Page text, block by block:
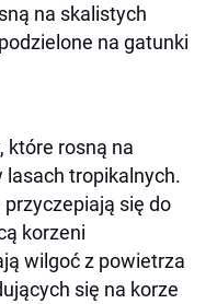
na skalistych
na gatunki
, które rosną na
lasach tropikalnych.
się do
korzeni
wilgoć z powietrza
się na korze